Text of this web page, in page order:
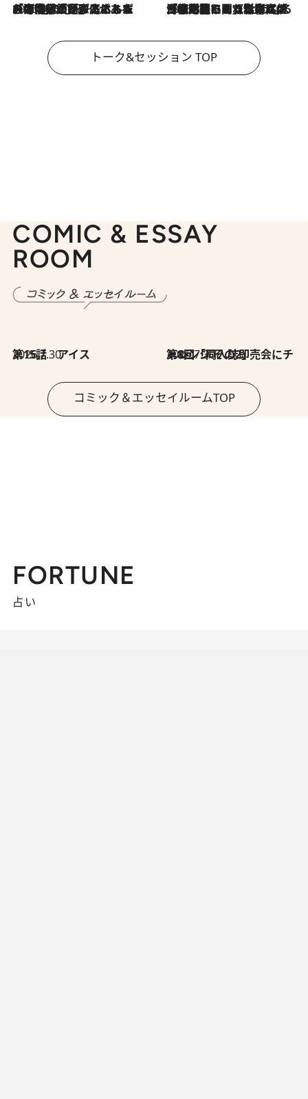
2026.8.3
「今後値上げがあるとすれば…」「リスクがあるのは今年の冬」エネルギー専門家が語る、ホルムズ海峡封鎖が家庭にもたらす“ある心配” 2026.8.3
「住宅建てられない…」「サーチャージ料の高値が続いている」ホルムズ海峡封鎖による影響はいつまで続く？《エネルギー専門家に聞く“どうなる日本の暮らし”》
トーク&セッション TOP
COMIC & ESSAY
ROOM
2026.7.30
第15話 アイス 2026.7.30
第8回「同人誌即売会にチャレンジ その2」
コミック＆エッセイルームTOP
FORTUNE
占い